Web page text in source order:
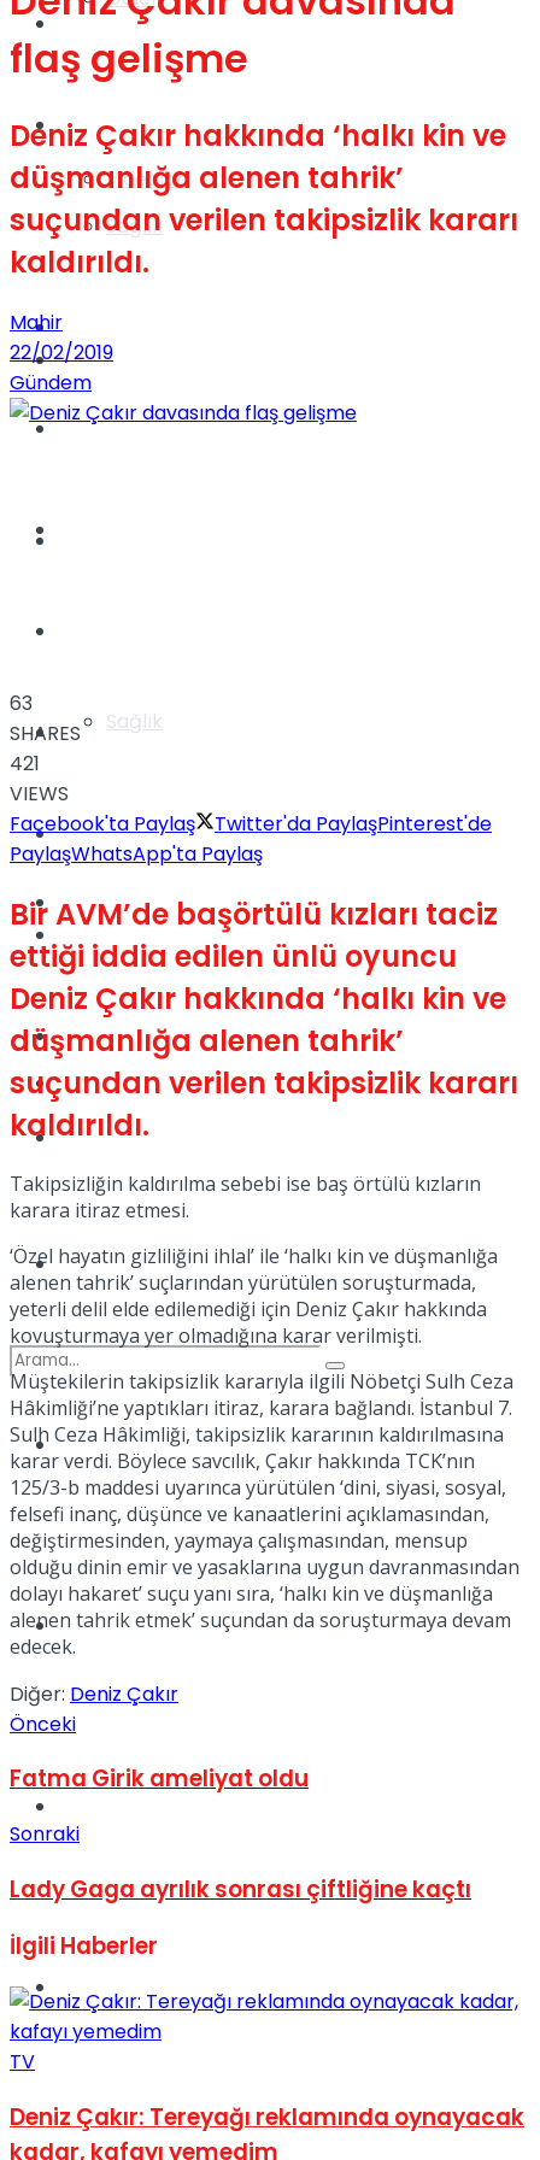
Videolar
Gündem
Sağlık
TV
Kadınca
Dünya
Türkiye
Müzik
Tatil
Gündem
Yaşam
Sağlık
TV
Kadınca
Müzik
Sinema
Spor
Podcast
No Result
View All Result
flaş gelişme
Deniz Çakır hakkında ‘halkı kin ve
düşmanlığa alenen tahrik’
suçundan verilen takipsizlik kararı
kaldırıldı.
Mahir
22/02/2019
Gündem
63
SHARES
421
VIEWS
Facebook'ta Paylaş
Twitter'da PaylaşPinterest'de
PaylaşWhatsApp'ta Paylaş
Bir AVM’de başörtülü kızları taciz
ettiği iddia edilen ünlü oyuncu
Deniz Çakır hakkında ‘halkı kin ve
düşmanlığa alenen tahrik’
suçundan verilen takipsizlik kararı
kaldırıldı.
Takipsizliğin kaldırılma sebebi ise baş örtülü kızların
karara itiraz etmesi.
‘Özel hayatın gizliliğini ihlal’ ile ‘halkı kin ve düşmanlığa
alenen tahrik’ suçlarından yürütülen soruşturmada,
yeterli delil elde edilemediği için Deniz Çakır hakkında
kovuşturmaya yer olmadığına karar verilmişti.
Müştekilerin takipsizlik kararıyla ilgili Nöbetçi Sulh Ceza
Hâkimliği’ne yaptıkları itiraz, karara bağlandı. İstanbul 7.
Sulh Ceza Hâkimliği, takipsizlik kararının kaldırılmasına
karar verdi. Böylece savcılık, Çakır hakkında TCK’nın
125/3-b maddesi uyarınca yürütülen ‘dini, siyasi, sosyal,
felsefi inanç, düşünce ve kanaatlerini açıklamasından,
değiştirmesinden, yaymaya çalışmasından, mensup
olduğu dinin emir ve yasaklarına uygun davranmasından
dolayı hakaret’ suçu yanı sıra, ‘halkı kin ve düşmanlığa
alenen tahrik etmek’ suçundan da soruşturmaya devam
edecek.
Diğer: Deniz Çakır
Önceki
Fatma Girik ameliyat oldu
Sonraki
Lady Gaga ayrılık sonrası çiftliğine kaçtı
İlgili Haberler
TV
Deniz Çakır: Tereyağı reklamında oynayacak
kadar, kafayı yemedim